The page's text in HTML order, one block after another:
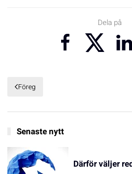
Dela på
Föreg
Senaste nytt
Därför väljer